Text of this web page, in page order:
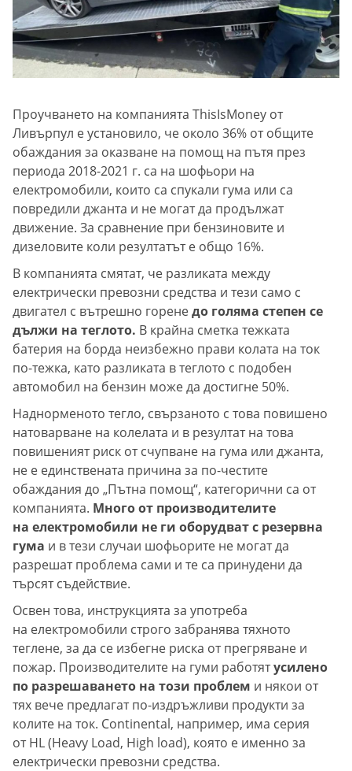
Проучването на компанията ThisIsMoney от
Ливърпул е установило, че около 36% от общите
обаждания за оказване на помощ на пътя през
периода 2018-2021 г. са на шофьори на
електромобили, които са спукали гума или са
повредили джанта и не могат да продължат
движение. За сравнение при бензиновите и
дизеловите коли резултатът е общо 16%.
В компанията смятат, че разликата между
електрически превозни средства и тези само с
двигател с вътрешно горенедо голяма степен се
дължи на теглото. В крайна сметка тежката
батерия на борда неизбежно прави колата на ток
по-тежка, като разликата в теглото с подобен
автомобил на бензин може да достигне 50%.
Наднорменото тегло, свързаното с това повишено
натоварване на колелата и в резултат на това
повишеният риск от счупване на гума или джанта,
не е единствената причина за по-честите
обаждания до „Пътна помощ“, категорични са от
компанията. Много от производителите
на електромобили не ги оборудват с резервна
гума и в тези случаи шофьорите не могат да
разрешат проблема сами и те са принудени да
търсят съдействие.
Освен това, инструкцията за употреба
на електромобили строго забранява тяхното
теглене, за да се избегне риска от прегряване и
пожар. Производителите на гуми работятусилено
по разрешаването на този проблем и някои от
тях вече предлагат по-издръжливи продукти за
колите на ток. Continental, например, има серия
от HL (Heavy Load, High load), която е именно за
електрически превозни средства.